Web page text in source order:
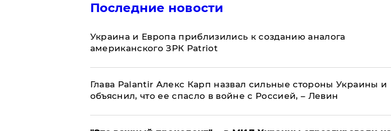
Последние новости
Украина и Европа приблизились к созданию аналога
американского ЗРК Patriot
Глава Palantir Алекс Карп назвал сильные стороны Украины и
объяснил, что ее спасло в войне с Россией, – Левин